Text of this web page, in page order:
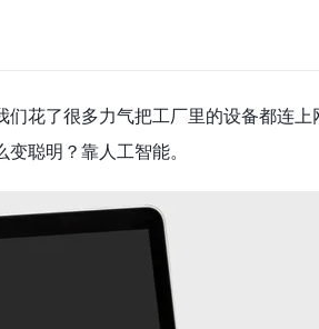
花了很多力气把工厂里的设备都连
聪明？靠人工智能。